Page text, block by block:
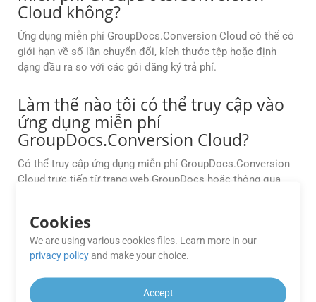
Cloud không?
Ứng dụng miễn phí GroupDocs.Conversion Cloud có thể có
giới hạn về số lần chuyển đổi, kích thước tệp hoặc định
dạng đầu ra so với các gói đăng ký trả phí.
Làm thế nào tôi có thể truy cập vào
ứng dụng miễn phí
GroupDocs.Conversion Cloud?
Có thể truy cập ứng dụng miễn phí GroupDocs.Conversion
Cloud trực tiếp từ trang web GroupDocs hoặc thông qua
GroupDocs có hỗ trợ các vấn đề kỹ
thuật liên quan đến ứng dụng miễn
phí GroupDocs.Conversion Cloud
không?
Cookies
We are using various cookies files. Learn more in our
privacy policyand make your choice.
Accept